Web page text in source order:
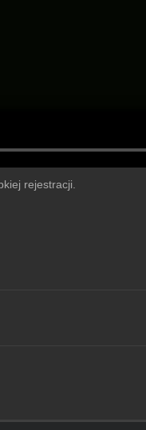
rejestracji.